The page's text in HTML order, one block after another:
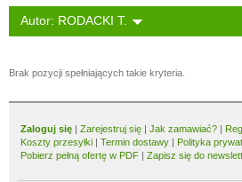
Autor: RODACKI T.
Brak pozycji spełniających takie kryteria.
Zaloguj się | Zarejestruj się | Jak zamawiać? |
Koszty przesyłki | Termin dostawy | Polityka
Pobierz pełną ofertę w PDF | Zapisz się do